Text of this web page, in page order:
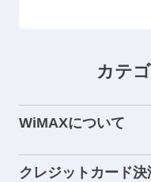
カテ
WiMAXについて
クレジットカード